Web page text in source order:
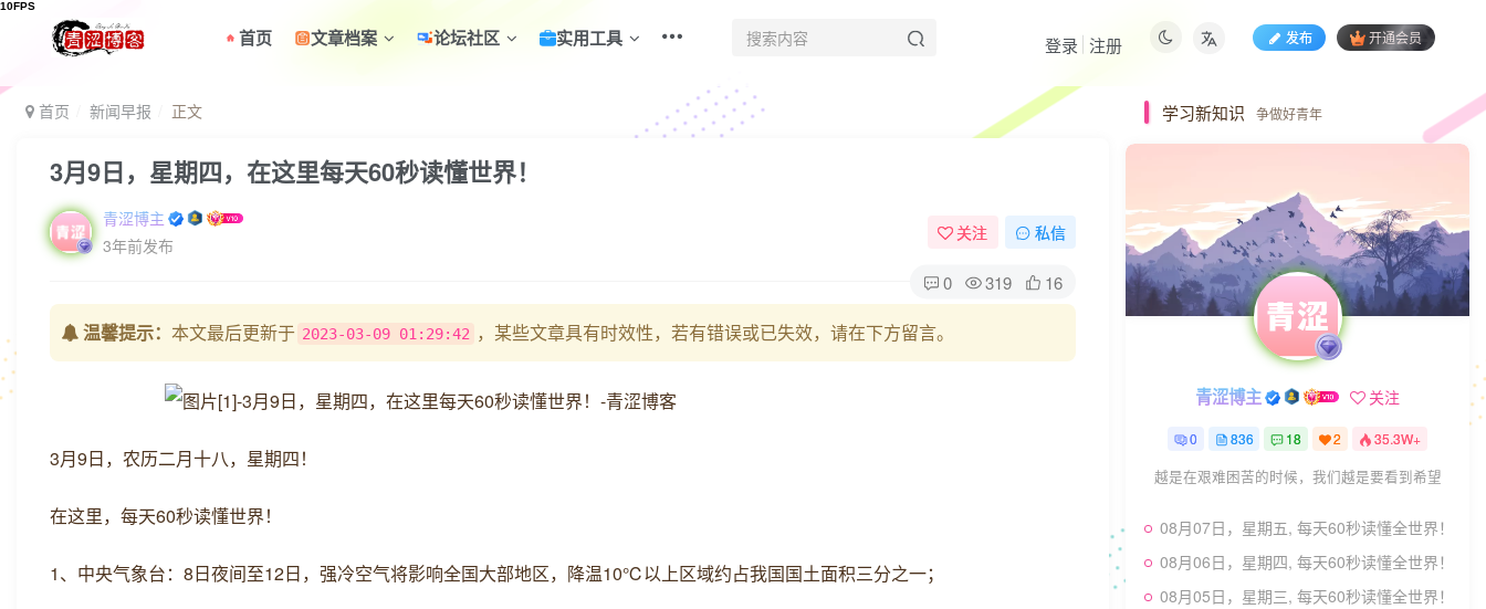
首页 文章档案 论坛社区 实用工具 发布 开通会员
登录 注册
首页 新闻早报 正文
3月9日，星期四，在这里每天60秒读懂世界！
青涩博主
3年前发布
关注 私信
0 319 16
温馨提示： 本文最后更新于 2023-03-09 01:29:42 ，某些文章具有时效性，若有错误或已失效，请在下方留言。
3月9日，农历二月十八，星期四！
在这里，每天60秒读懂世界！
1、中央气象台：8日夜间至12日，强冷空气将影响全国大部地区，降温10℃以上区域约占我国国土面积三分之一；
学习新知识 争做好青年
青涩博主 关注
0 836 18 2 35.3W+
越是在艰难困苦的时候，我们越是要看到希望
08月07日，星期五, 每天60秒读懂全世界！
08月06日，星期四, 每天60秒读懂全世界！
08月05日，星期三, 每天60秒读懂全世界！